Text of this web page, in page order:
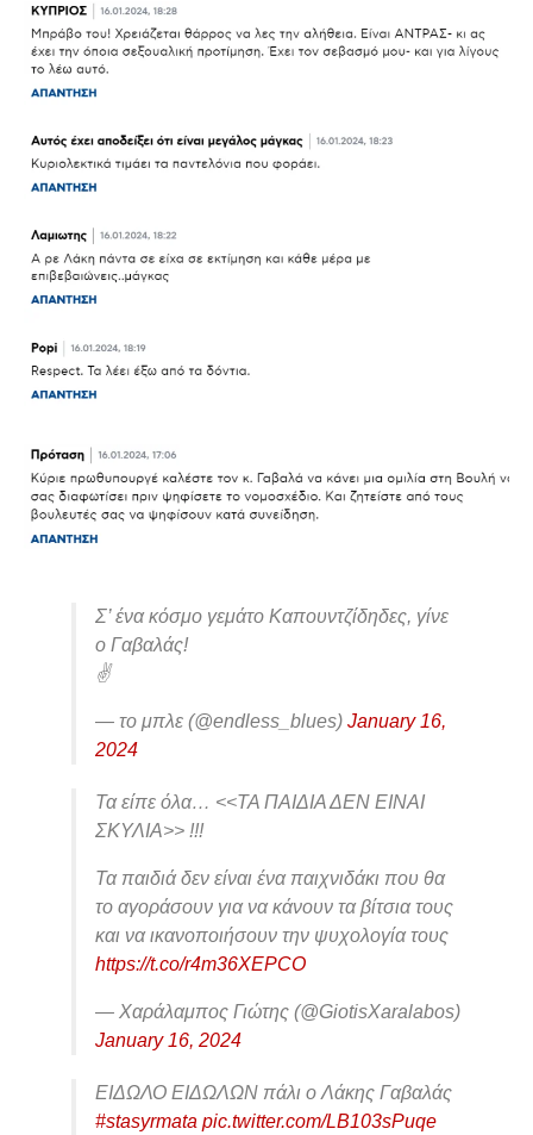
Σ’ ένα κόσμο γεμάτο Καπουντζίδηδες, γίνε
ο Γαβαλάς!
✌️
— το μπλε (@endless_blues) January 16,
2024
Τα είπε όλα… <<ΤΑ ΠΑΙΔΙΑ ΔΕΝ ΕΙΝΑΙ
ΣΚΥΛΙΑ>> !!!
Τα παιδιά δεν είναι ένα παιχνιδάκι που θα
το αγοράσουν για να κάνουν τα βίτσια τους
και να ικανοποιήσουν την ψυχολογία τους
https://t.co/r4m36XEPCO
— Χαράλαμπος Γιώτης (@GiotisXaralabos)
January 16, 2024
ΕΙΔΩΛΟ ΕΙΔΩΛΩΝ πάλι ο Λάκης Γαβαλάς
#stasyrmata pic.twitter.com/LB103sPuqe